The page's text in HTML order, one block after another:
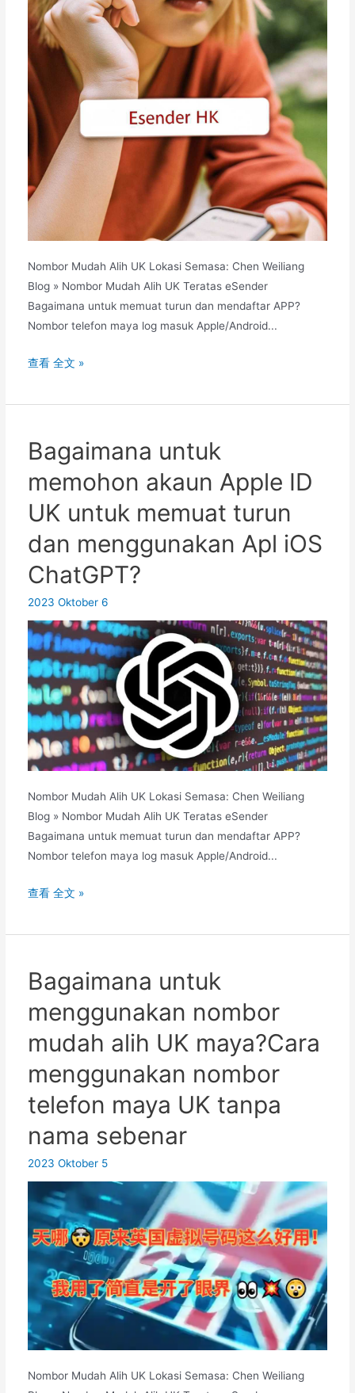
Nombor Mudah Alih UK Lokasi Semasa: Chen Weiliang
Blog » Nombor Mudah Alih UK Teratas eSender
Bagaimana untuk memuat turun dan mendaftar APP?
Nombor telefon maya log masuk Apple/Android...
eSender
saya
boleh
menggunakan
akaun
rasmi
WeChat
Hong
Analisis
sebab
dan
penyelesaian
查看 全文 »
Bagaimana untuk
memohon akaun Apple ID
UK untuk memuat turun
dan menggunakan Apl iOS
ChatGPT?
2023 Oktober 6
Nombor Mudah Alih UK Lokasi Semasa: Chen Weiliang
Blog » Nombor Mudah Alih UK Teratas eSender
Bagaimana untuk memuat turun dan mendaftar APP?
Nombor telefon maya log masuk Apple/Android...
Bagaimana
memohon
Apple
ID
UK
memuat
turun
menggunakan
Apl
ChatGPT?
查看 全文 »
Bagaimana untuk
menggunakan nombor
mudah alih UK maya?Cara
menggunakan nombor
telefon maya UK tanpa
nama sebenar
2023 Oktober 5
Nombor Mudah Alih UK Lokasi Semasa: Chen Weiliang